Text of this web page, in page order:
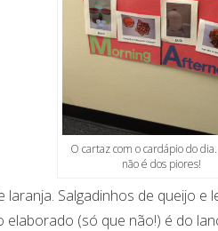
O cartaz com o cardápio do
não é dos piores!
laranja. Salgadinhos de queijo e
elaborado (só que não!) é do